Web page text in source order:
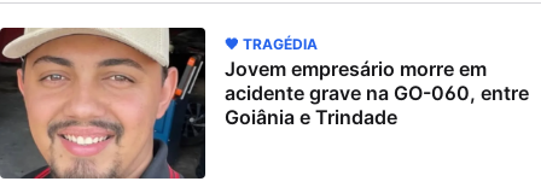
🖤 TRAGÉDIA
Jovem empresário morre em
acidente grave na GO-060, entre
Goiânia e Trindade